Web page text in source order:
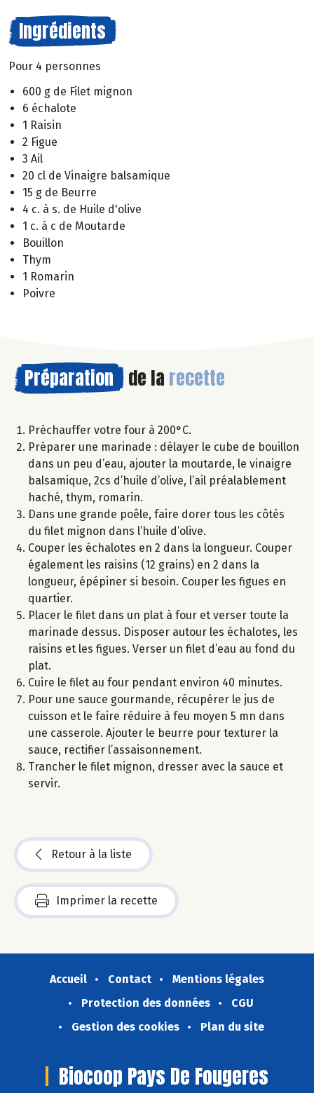
Ingrédients
Pour 4 personnes
600 g de Filet mignon
6 échalote
1 Raisin
2 Figue
3 Ail
20 cl de Vinaigre balsamique
15 g de Beurre
4 c. à s. de Huile d'olive
1 c. à c de Moutarde
Bouillon
Thym
1 Romarin
Poivre
Préparation de la recette
Préchauffer votre four à 200°C.
Préparer une marinade : délayer le cube de bouillon
dans un peu d’eau, ajouter la moutarde, le vinaigre
balsamique, 2cs d’huile d’olive, l’ail préalablement
haché, thym, romarin.
Dans une grande poêle, faire dorer tous les côtés
du filet mignon dans l’huile d’olive.
Couper les échalotes en 2 dans la longueur. Couper
également les raisins (12 grains) en 2 dans la
longueur, épépiner si besoin. Couper les figues en
quartier.
Placer le filet dans un plat à four et verser toute la
marinade dessus. Disposer autour les échalotes, les
raisins et les figues. Verser un filet d’eau au fond du
plat.
Cuire le filet au four pendant environ 40 minutes.
Pour une sauce gourmande, récupérer le jus de
cuisson et le faire réduire à feu moyen 5 mn dans
une casserole. Ajouter le beurre pour texturer la
sauce, rectifier l’assaisonnement.
Trancher le filet mignon, dresser avec la sauce et
servir.
Retour à la liste
Imprimer la recette
Accueil Contact
Mentions légales
Protection des données
CGU
Gestion des cookies
Plan du site
Biocoop Pays De Fougeres